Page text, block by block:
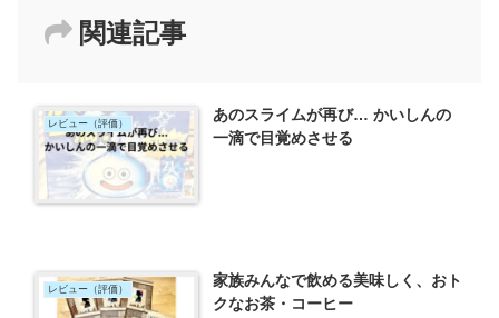
関連記事
レビュー（評価）
あのスライムが再び… かいしんの
一滴で目覚めさせる
レビュー（評価）
家族みんなで飲める美味しく、おト
クなお茶・コーヒー